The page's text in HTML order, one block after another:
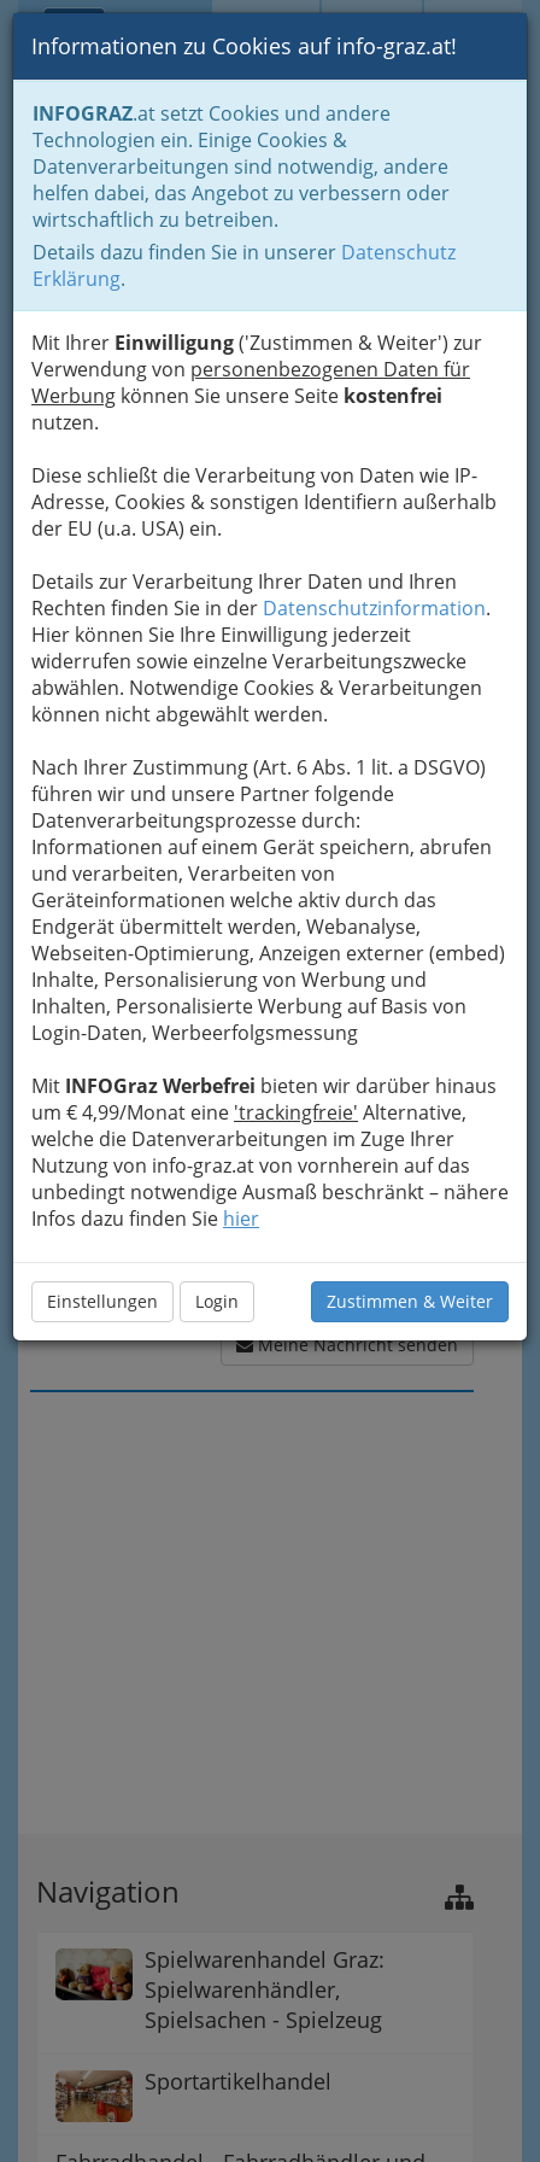
Suche Login Toggle
Informationen zu Cookies auf info-graz.at!
INFOGRAZ.at setzt Cookies und andere
Technologien ein. Einige Cookies &
Datenverarbeitungen sind notwendig, andere
helfen dabei, das Angebot zu verbessern oder
wirtschaftlich zu betreiben.
Details dazu finden Sie in unserer Datenschutz
Erklärung.
Mit Ihrer Einwilligung('Zustimmen & Weiter') zur
Verwendung von personenbezogenen Daten für
Werbung können Sie unsere Seite kostenfrei
nutzen.
Diese schließt die Verarbeitung von Daten wie IP-
Adresse, Cookies & sonstigen Identifiern außerhalb
der EU (u.a. USA) ein.
Details zur Verarbeitung Ihrer Daten und Ihren
Rechten finden Sie in der Datenschutzinformation.
Hier können Sie Ihre Einwilligung jederzeit
widerrufen sowie einzelne Verarbeitungszwecke
abwählen. Notwendige Cookies & Verarbeitungen
können nicht abgewählt werden.
Nach Ihrer Zustimmung (Art. 6 Abs. 1 lit. a DSGVO)
führen wir und unsere Partner folgende
Datenverarbeitungsprozesse durch:
Informationen auf einem Gerät speichern, abrufen
und verarbeiten, Verarbeiten von
Geräteinformationen welche aktiv durch das
Endgerät übermittelt werden, Webanalyse,
Webseiten-Optimierung, Anzeigen externer (embed)
Inhalte, Personalisierung von Werbung und
Inhalten, Personalisierte Werbung auf Basis von
Login-Daten, Werbeerfolgsmessung
Mit INFOGraz Werbefrei bieten wir darüber hinaus
um € 4,99/Monat eine 'trackingfreie' Alternative,
welche die Datenverarbeitungen im Zuge Ihrer
Nutzung von info-graz.at von vornherein auf das
unbedingt notwendige Ausmaß beschränkt – nähere
Infos dazu finden Sie hier
Einstellungen Login Zustimmen & Weiter
Home Branchen
Einkaufen & Schenken - der Handel
Der Handel nach WKO-Gliederung
Lederwaren- u. Spielwaren- & Sportartikelhandel
Galanteriewarenhandel
Andre Hausleitner
Girardigasse 3, 8010 Graz
+43 316 830 565
Karte
Adresse mit Google Maps anschauen
Kontaktaufnahme
Um die Info-Graz Firmenvor Spam-Mails zu
bewahren, verwenden wir an dieser Stelle zur
Übermittlung Ihrer Nachricht ein sicheres
Formular. Ihre Nachricht wird nach dem
Absenden umgehend per Mail an das
Mein Name
Meine Email Adresse
Mein Betreff
Meine Nachricht senden
Navigation
Spielwarenhandel Graz:
Spielwarenhändler,
Spielsachen - Spielzeug
Sportartikelhandel